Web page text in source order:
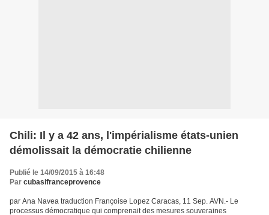
Chili: Il y a 42 ans, l'impérialisme états-unien
démolissait la démocratie chilienne
Publié le 14/09/2015 à 16:48
Par cubasifranceprovence
par Ana Navea traduction Françoise Lopez Caracas, 11 Sep. AVN.- Le
processus démocratique qui comprenait des mesures souveraines